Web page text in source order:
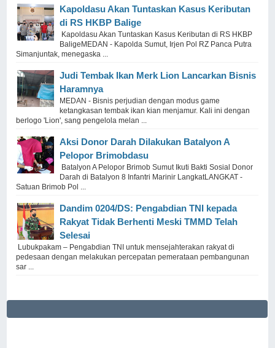
Kapoldasu Akan Tuntaskan Kasus Keributan
di RS HKBP Balige
Kapoldasu Akan Tuntaskan Kasus Keributan di RS HKBP
BaligeMEDAN - Kapolda Sumut, Irjen Pol RZ Panca Putra
Simanjuntak, menegaska ...
Judi Tembak Ikan Merk Lion Lancarkan Bisnis
Haramnya
MEDAN - Bisnis perjudian dengan modus game
ketangkasan tembak ikan kian menjamur. Kali ini dengan
berlogo 'Lion', sang pengelola melan ...
Aksi Donor Darah Dilakukan Batalyon A
Pelopor Brimobdasu
Batalyon A Pelopor Brimob Sumut Ikuti Bakti Sosial Donor
Darah di Batalyon 8 Infantri Marinir LangkatLANGKAT -
Satuan Brimob Pol ...
Dandim 0204/DS: Pengabdian TNI kepada
Rakyat Tidak Berhenti Meski ​TMMD Telah
Selesai
Lubukpakam – Pengabdian TNI untuk mensejahterakan rakyat di
pedesaan dengan melakukan percepatan pemerataan pembangunan
sar ...